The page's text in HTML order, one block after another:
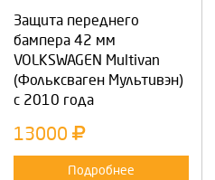
Защита переднего
бампера 42 мм
VOLKSWAGEN Multivan
(Фольксваген Мультивэн)
с 2010 года
13000
Подробнее